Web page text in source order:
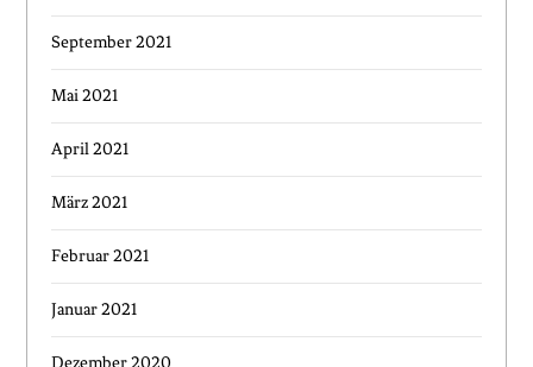
September 2021
Mai 2021
April 2021
März 2021
Februar 2021
Januar 2021
Dezember 2020